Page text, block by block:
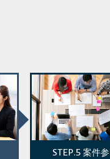
STEP.5 案件